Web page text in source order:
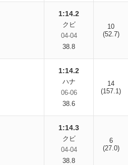
1:14.2
クビ
04-04
38.8
10
(52.7)
1:14.2
ハナ
06-06
38.6
14
(157.1)
1:14.3
クビ
04-04
38.8
6
(27.0)